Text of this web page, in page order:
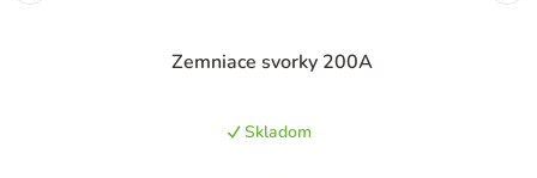
Zemniace svorky 200A
Skladom